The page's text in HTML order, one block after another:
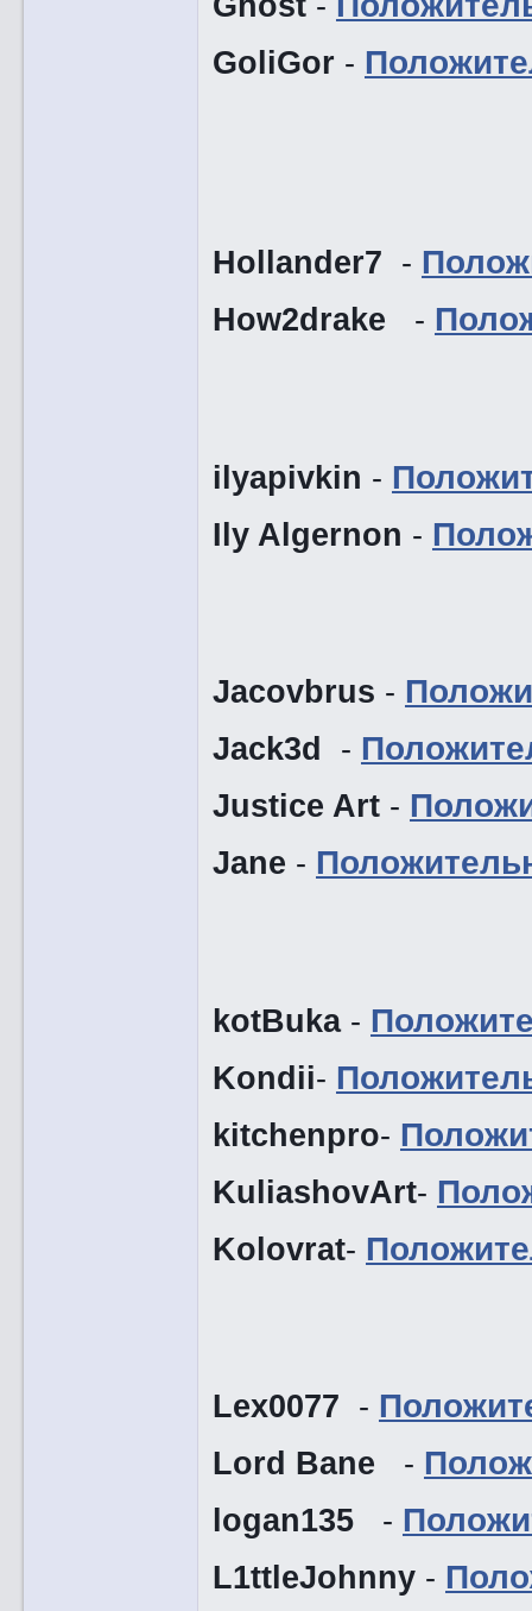
GoliGor -
Hollander7 -
How2drake
-
ilyapivkin -
Ily Algernon -
Jacovbrus -
Jack3d -
Justice Art-
Jane -
kotBuka -
Kondii-
kitchenpro-
KuliashovArt-
Kolovrat-
Lex0077 -
Lord Bane -
logan135-
L1ttleJohnny -